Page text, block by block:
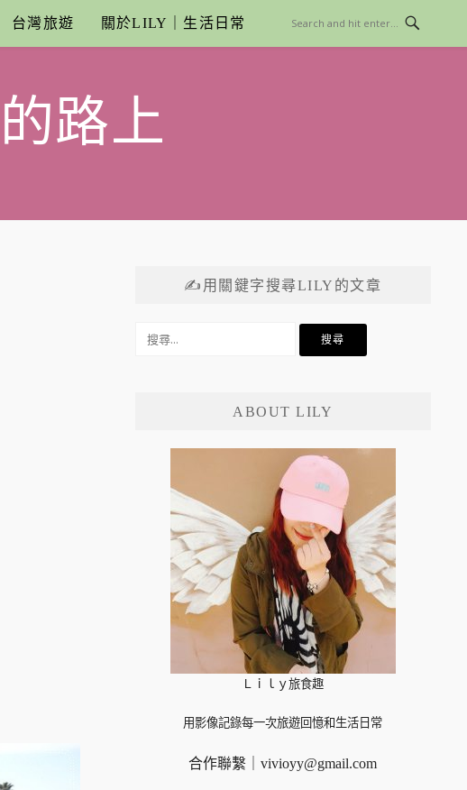
台灣旅遊 關於LILY｜生活日常
路上
✍用關鍵字搜尋LILY的文章
ABOUT LILY
Ｌｉｌｙ旅食趣
用影像記錄每一次旅遊回憶和生活日常
合作聯繫｜vivioyy@gmail.com